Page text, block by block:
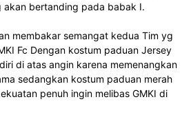
akan bertanding pada babak I.
membakar semangat kedua Tim yg
Fc Dengan kostum paduan Jersey
di atas angin karena memenangkan
sedangkan kostum paduan merah
penuh ingin melibas GMKI di